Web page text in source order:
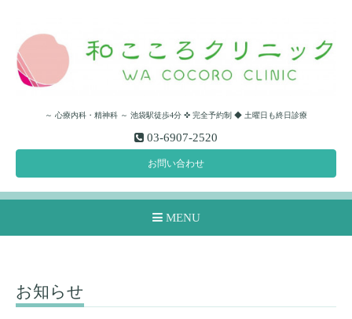
～ 心療内科・精神科 ～ 池袋駅徒歩4分 ✜ 完全予約制 ◆ 土曜日も終日診療
03-6907-2520
お問い合わせ
MENU
お知らせ